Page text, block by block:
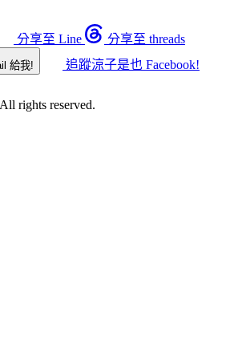
分享至 Line 分享至 threads
給我! 追蹤涼子是也 Facebook!
All rights reserved.